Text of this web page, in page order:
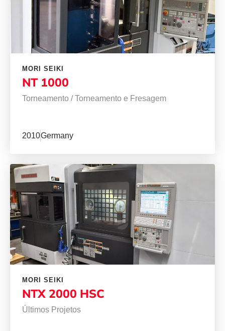
MORI SEIKI
NT 1000
Torneamento /Torneamento e Fresagem
2010Germany
MORI SEIKI
NTX 2000 HSC
Últimos Projetos